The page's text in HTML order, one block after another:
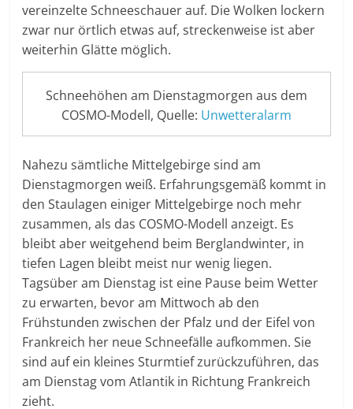
vereinzelte Schneeschauer auf. Die Wolken lockern
zwar nur örtlich etwas auf, streckenweise ist aber
weiterhin Glätte möglich.
Schneehöhen am Dienstagmorgen aus dem
COSMO-Modell, Quelle: Unwetteralarm
Nahezu sämtliche Mittelgebirge sind am
Dienstagmorgen weiß. Erfahrungsgemäß kommt in
den Staulagen einiger Mittelgebirge noch mehr
zusammen, als das COSMO-Modell anzeigt. Es
bleibt aber weitgehend beim Berglandwinter, in
tiefen Lagen bleibt meist nur wenig liegen.
Tagsüber am Dienstag ist eine Pause beim Wetter
zu erwarten, bevor am Mittwoch ab den
Frühstunden zwischen der Pfalz und der Eifel von
Frankreich her neue Schneefälle aufkommen. Sie
sind auf ein kleines Sturmtief zurückzuführen, das
am Dienstag vom Atlantik in Richtung Frankreich
zieht.